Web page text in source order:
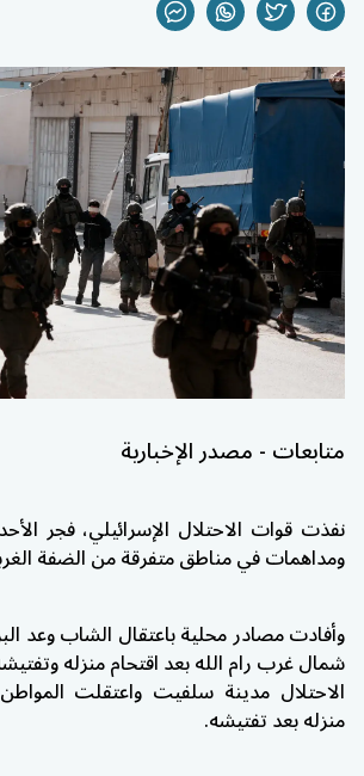
متابعات - مصدر الإخبارية
نفذت قوات الاحتلال الإسرائيلي، فجر
ومداهمات في مناطق متفرقة من الضفة
وأفادت مصادر محلية باعتقال الشاب وعد
شمال غرب رام الله بعد اقتحام منزله
الاحتلال مدينة سلفيت واعتقلت
منزله بعد تفتيشه.